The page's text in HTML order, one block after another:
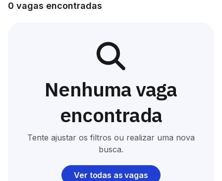
0 vagas encontradas
Nenhuma vaga
encontrada
Tente ajustar os filtros ou realizar uma nova
busca.
Ver todas as vagas